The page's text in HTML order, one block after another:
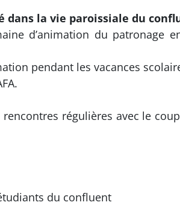
dans la vie paroissiale du
d’animation du
pendant les vacances
rencontres régulières avec le
du confluent